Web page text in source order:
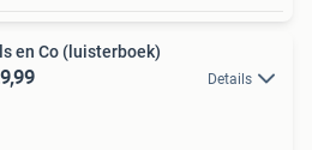
en Co (luisterboek)
Details